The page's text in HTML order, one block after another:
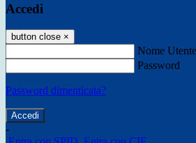
Accedi
button close ×
Nome Utente
Password
Password dimenticata?
-